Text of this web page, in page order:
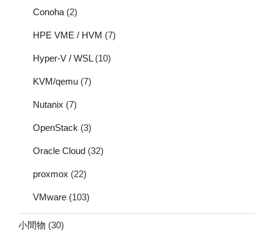
Conoha (2)
HPE VME / HVM (7)
Hyper-V / WSL(10)
KVM/qemu (7)
Nutanix (7)
OpenStack (3)
Oracle Cloud (32)
proxmox (22)
VMware (103)
小間物 (30)